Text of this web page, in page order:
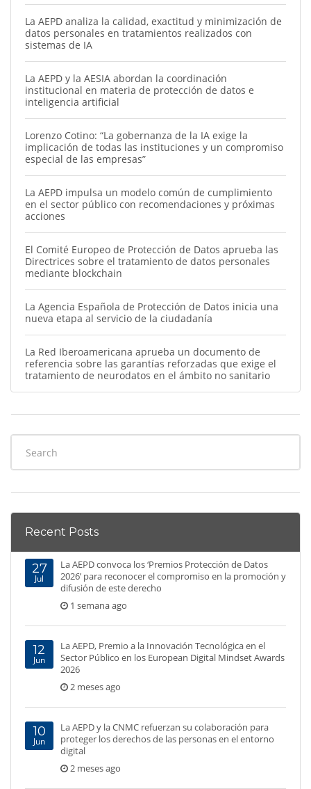
La AEPD analiza la calidad, exactitud y minimización de
datos personales en tratamientos realizados con
sistemas de IA
La AEPD y la AESIA abordan la coordinación
institucional en materia de protección de datos e
inteligencia artificial
Lorenzo Cotino: “La gobernanza de la IA exige la
implicación de todas las instituciones y un compromiso
especial de las empresas”
La AEPD impulsa un modelo común de cumplimiento
en el sector público con recomendaciones y próximas
acciones
El Comité Europeo de Protección de Datos aprueba las
Directrices sobre el tratamiento de datos personales
mediante blockchain
La Agencia Española de Protección de Datos inicia una
nueva etapa al servicio de la ciudadanía
La Red Iberoamericana aprueba un documento de
referencia sobre las garantías reforzadas que exige el
tratamiento de neurodatos en el ámbito no sanitario
Recent Posts
27
Jul
La AEPD convoca los ‘Premios Protección de Datos
2026’ para reconocer el compromiso en la promoción y
difusión de este derecho
1 semana ago
12
Jun
La AEPD, Premio a la Innovación Tecnológica en el
Sector Público en los European Digital Mindset Awards
2026
2 meses ago
10
Jun
La AEPD y la CNMC refuerzan su colaboración para
proteger los derechos de las personas en el entorno
digital
2 meses ago